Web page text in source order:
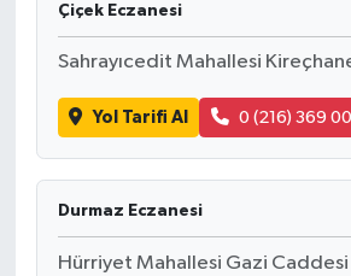
Çiçek Eczanesi
Sahrayıcedit Mahallesi
Yol Tarifi Al 0 (216) 369
Durmaz Eczanesi
Hürriyet Mahallesi Gazi Caddesi